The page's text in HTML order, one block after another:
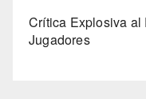
Crítica Explosiva al
Jugadores